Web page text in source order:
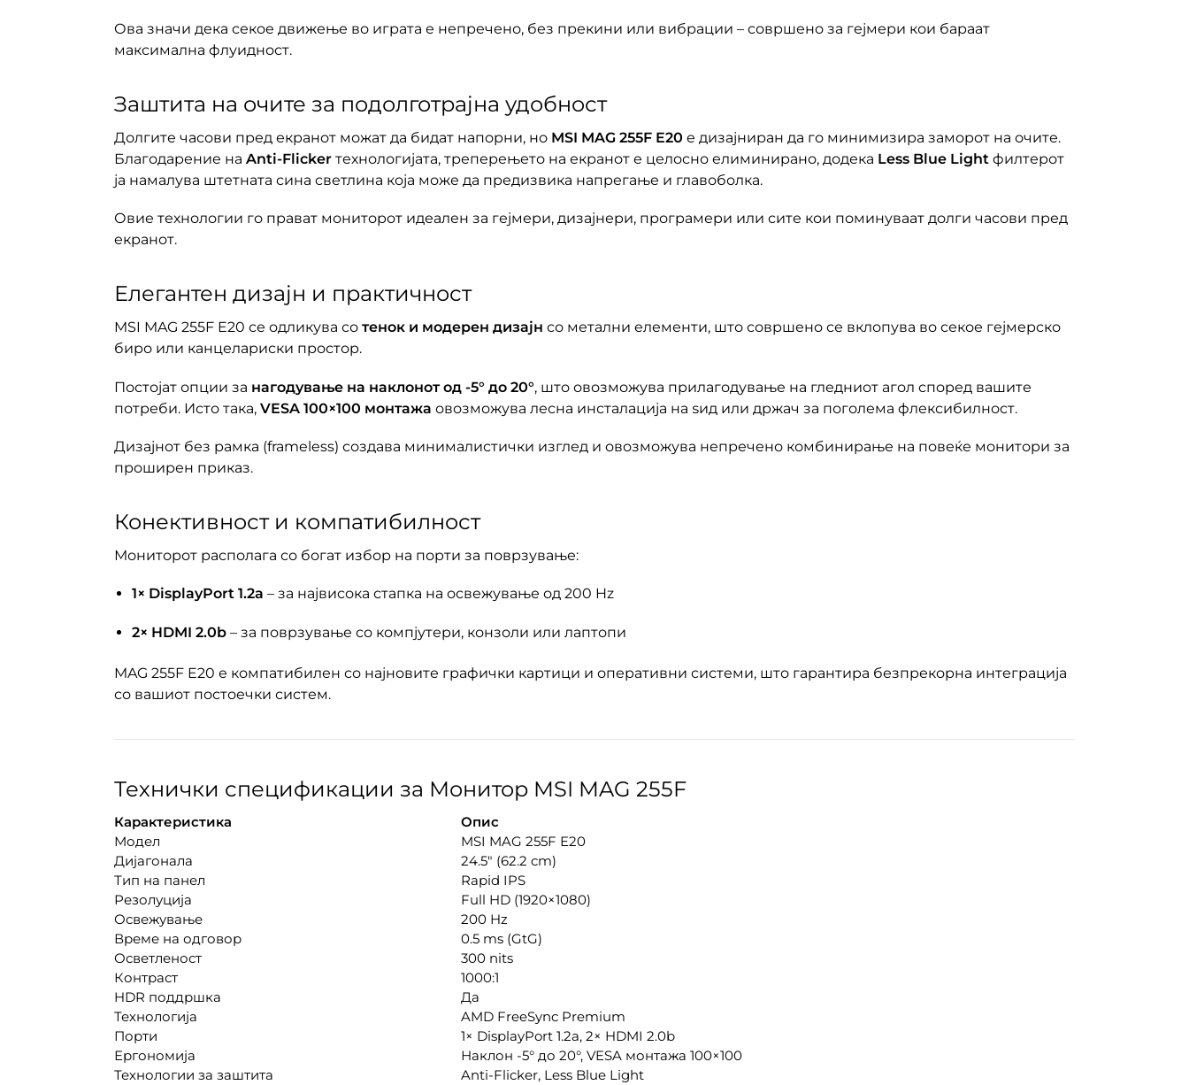
Ова значи дека секое движење во играта е непречено, без прекини или вибрации – совршено за гејмери кои бараат
максимална флуидност.
Заштита на очите за подолготрајна удобност
Долгите часови пред екранот можат да бидат напорни, но MSI MAG 255F E20 е дизајниран да го минимизира заморот на очите.
Благодарение на Anti-Flickerтехнологијата, треперењето на екранот е целосно елиминирано, додека Less Blue Light филтерот
ја намалува штетната сина светлина која може да предизвика напрегање и главоболка.
Овие технологии го прават мониторот идеален за гејмери, дизајнери, програмери или сите кои поминуваат долги часови пред
екранот.
Елегантен дизајн и практичност
MSI MAG 255F E20 се одликува со тенок и модерен дизајн со метални елементи, што совршено се вклопува во секое гејмерско
биро или канцелариски простор.
Постојат опции за нагодување на наклонот од -5° до 20°, што овозможува прилагодување на гледниот агол според вашите
потреби. Исто така, VESA 100×100 монтажа овозможува лесна инсталација на ѕид или држач за поголема флексибилност.
Дизајнот без рамка (frameless) создава минималистички изглед и овозможува непречено комбинирање на повеќе монитори за
проширен приказ.
Конективност и компатибилност
Мониторот располага со богат избор на порти за поврзување:
1× DisplayPort 1.2a – за највисока стапка на освежување од 200 Hz
2× HDMI 2.0b– за поврзување со компјутери, конзоли или лаптопи
MAG 255F E20 е компатибилен со најновите графички картици и оперативни системи, што гарантира безпрекорна интеграција
со вашиот постоечки систем.
Технички спецификации за Монитор MSI MAG 255F
Карактеристика
Опис
Модел
MSI MAG 255F E20
Дијагонала
24.5″ (62.2 cm)
Тип на панел
Rapid IPS
Резолуција
Full HD (1920×1080)
Освежување
200 Hz
Време на одговор
0.5 ms (GtG)
Осветленост
300 nits
Контраст
1000:1
HDR поддршка
Да
Технологија
AMD FreeSync Premium
Порти
1× DisplayPort 1.2a, 2× HDMI 2.0b
Ергономија
Наклон -5° до 20°, VESA монтажа 100×100
Технологии за заштита
Anti-Flicker, Less Blue Light